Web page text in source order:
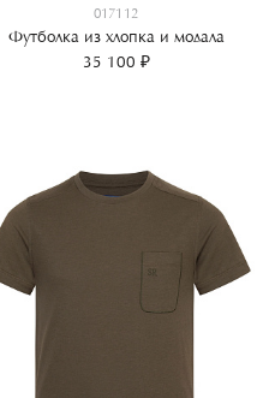
017112
Футболка из хлопка и модала
35 100 ₽